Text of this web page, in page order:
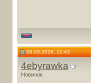
09.05.2026, 12:43
4ebyrawka
Новичок